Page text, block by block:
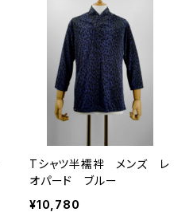
Tシャツ半襦袢 メンズ レ
オパード ブルー
¥10,780